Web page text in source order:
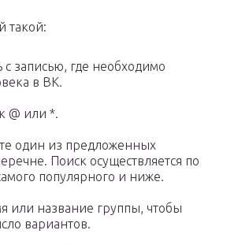
такой:
с записью, где необходимо
в ВК.
@ или *.
один из предложенных
Поиск осуществляется по
популярного и ниже.
или название группы, чтобы
вариантов.